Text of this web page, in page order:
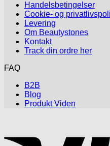
Handelsbetingelser
Cookie- og
Levering
Om Beautystones
Kontakt
Track din ordre her
FAQ
B2B
Blog
Produkt Viden